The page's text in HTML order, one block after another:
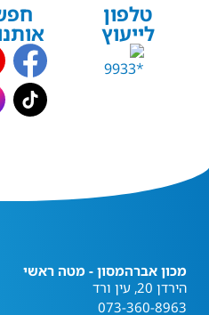
טלפון
לייעוץ
מכון אברהמסון - מטה ראשי
הירדן 20, עין ורד
073-360-8963